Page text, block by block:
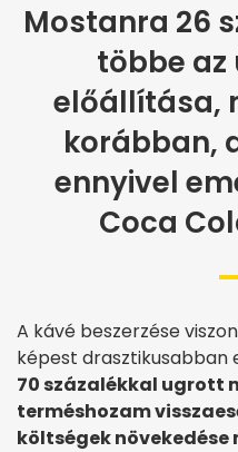
Mostanra 26
többe
előállítása,
korábban,
ennyivel
Coca
A kávé beszerzése
képest drasztikusabban
70 százalékkal ugrott
terméshozam
költségek